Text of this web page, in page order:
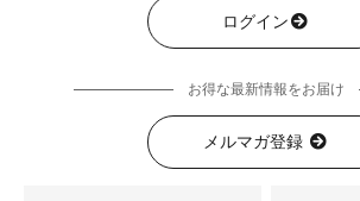
ログイン
お得な最新情報をお届け
メルマガ登録